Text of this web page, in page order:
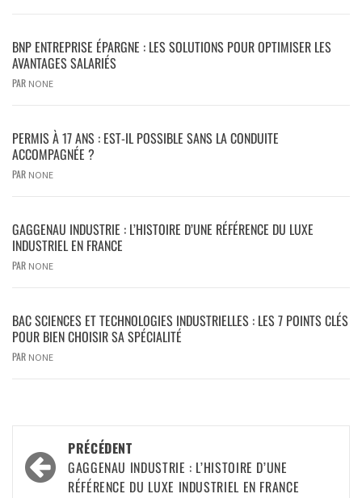
BNP ENTREPRISE ÉPARGNE : LES SOLUTIONS POUR OPTIMISER LES
AVANTAGES SALARIÉS
PAR NONE
PERMIS À 17 ANS : EST-IL POSSIBLE SANS LA CONDUITE
ACCOMPAGNÉE ?
PAR NONE
GAGGENAU INDUSTRIE : L’HISTOIRE D’UNE RÉFÉRENCE DU LUXE
INDUSTRIEL EN FRANCE
PAR NONE
BAC SCIENCES ET TECHNOLOGIES INDUSTRIELLES : LES 7 POINTS CLÉS
POUR BIEN CHOISIR SA SPÉCIALITÉ
PAR NONE
PRÉCÉDENT
GAGGENAU INDUSTRIE : L’HISTOIRE D’UNE
RÉFÉRENCE DU LUXE INDUSTRIEL EN FRANCE